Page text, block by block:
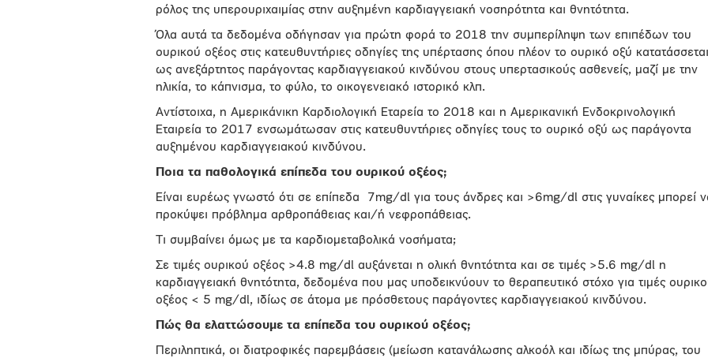
ρόλος της υπερουριχαιμίας στην αυξημένη καρδιαγγειακή νοσηρότητα και θνητότητα.
Όλα αυτά τα δεδομένα οδήγησαν για πρώτη φορά το 2018 την συμπερίληψη των επιπέδων του
ουρικού οξέος στις κατευθυντήριες οδηγίες της υπέρτασης όπου πλέον το ουρικό οξύ κατατάσσεται
ως ανεξάρτητος παράγοντας καρδιαγγειακού κινδύνου στους υπερτασικούς ασθενείς, μαζί με την
ηλικία, το κάπνισμα, το φύλο, το οικογενειακό ιστορικό κλπ.
Αντίστοιχα, η Αμερικάνικη Καρδιολογική Εταρεία τo 2018 και η Αμερικανική Ενδοκρινολογική
Εταιρεία το 2017 ενσωμάτωσαν στις κατευθυντήριες οδηγίες τους το ουρικό οξύ ως παράγοντα
αυξημένου καρδιαγγειακού κινδύνου.
Ποια τα παθολογικά επίπεδα του ουρικού οξέος;
Είναι ευρέως γνωστό ότι σε επίπεδα 7mg/dl για τους άνδρες και >6mg/dl στις γυναίκες μπορεί
προκύψει πρόβλημα αρθροπάθειας και/ή νεφροπάθειας.
Τι συμβαίνει όμως με τα καρδιομεταβολικά νοσήματα;
Σε τιμές ουρικού οξέος >4.8 mg/dl αυξάνεται η ολική θνητότητα και σε τιμές >5.6 mg/dl η
καρδιαγγειακή θνητότητα, δεδομένα που μας υποδεικνύουν το θεραπευτικό στόχο για τιμές
οξέος < 5 mg/dl, ιδίως σε άτομα με πρόσθετους παράγοντες καρδιαγγειακού κινδύνου.
Πώς θα ελαττώσουμε τα επίπεδα του ουρικού οξέος;
Περιληπτικά, οι διατροφικές παρεμβάσεις (μείωση κατανάλωσης αλκοόλ και ιδίως της μπύρας, του